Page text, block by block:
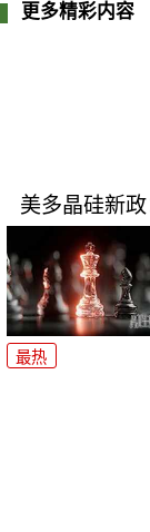
更多精彩内容
美多晶硅新
最热